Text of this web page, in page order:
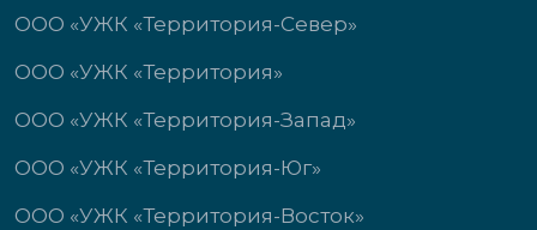
ООО «УЖК «Территория-Север»
ООО «УЖК «Территория»
ООО «УЖК «Территория-Запад»
ООО «УЖК «Территория-Юг»
ООО «УЖК «Территория-Восток»